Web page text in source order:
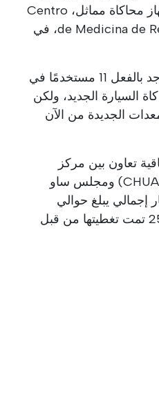
المكان الوحيد باستخدام جهاز محاكاة مماثل، Centro
de Medicina de Reabilitação de Alcoitão، في
وفقًا لـ João Ferreira، يوجد بالفعل 11 مستخدمًا في
السيارة الجديد، ولكن
الجديدة من الآن
تعاون بين مركز
مستشفى جامعة الغارف (CHUA) ومجلس ساو
إجمالي يبلغ حوالي
100000 يورو، منها 25000 تمت تغطيتها من قبل